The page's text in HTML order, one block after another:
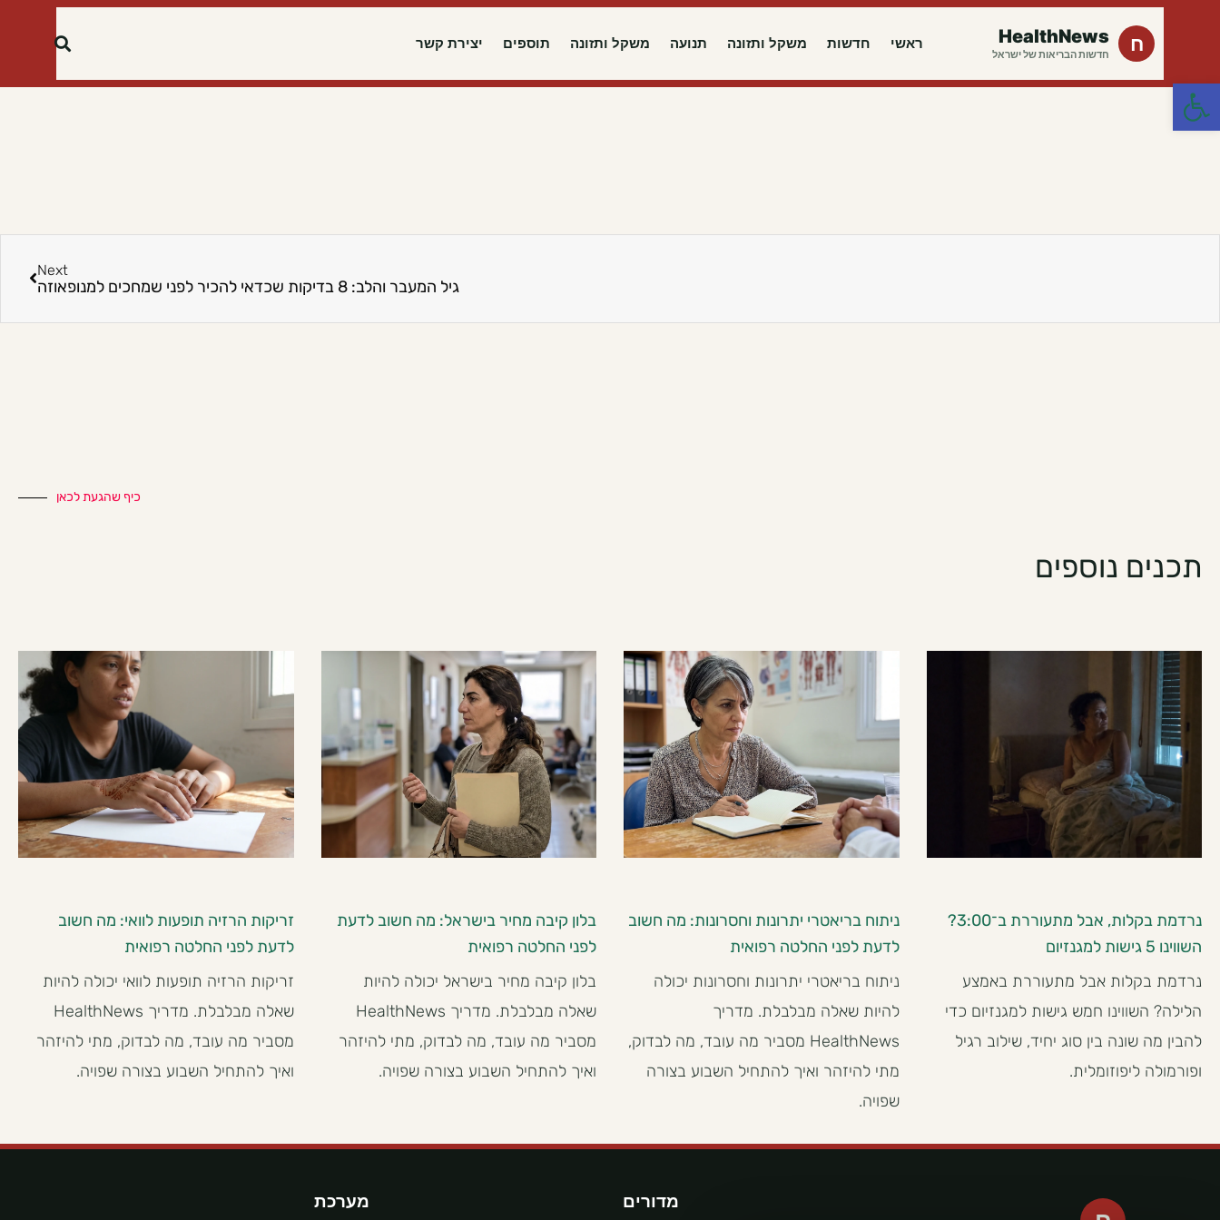
פתח סרגל נגישות
ח HealthNews
חדשות הבריאות של ישראל
ראשי חדשות משקל ותזונה תנועה משקל ותזונה תוספים יצירת קשר
Next
גיל המעבר והלב: 8 בדיקות שכדאי להכיר לפני שמחכים למנופאוזה
כיף שהגעת לכאן
תכנים נוספים
נרדמת בקלות, אבל מתעוררת ב־3:00?
השווינו 5 גישות למגנזיום
נרדמת בקלות אבל מתעוררת באמצע
הלילה? השווינו חמש גישות למגנזיום כדי
להבין מה שונה בין סוג יחיד, שילוב רגיל
ופורמולה ליפוזומלית.
ניתוח בריאטרי יתרונות וחסרונות: מה חשוב
לדעת לפני החלטה רפואית
ניתוח בריאטרי יתרונות וחסרונות יכולה
להיות שאלה מבלבלת. מדריך
HealthNews מסביר מה עובד, מה לבדוק,
מתי להיזהר ואיך להתחיל השבוע בצורה
שפויה.
בלון קיבה מחיר בישראל: מה חשוב לדעת
לפני החלטה רפואית
בלון קיבה מחיר בישראל יכולה להיות
שאלה מבלבלת. מדריך HealthNews
מסביר מה עובד, מה לבדוק, מתי להיזהר
ואיך להתחיל השבוע בצורה שפויה.
זריקות הרזיה תופעות לוואי: מה חשוב
לדעת לפני החלטה רפואית
זריקות הרזיה תופעות לוואי יכולה להיות
שאלה מבלבלת. מדריך HealthNews
מסביר מה עובד, מה לבדוק, מתי להיזהר
ואיך להתחיל השבוע בצורה שפויה.
מדורים מערכת